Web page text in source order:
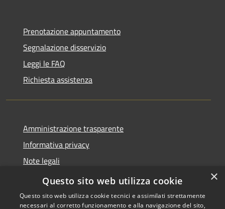
Prenotazione appuntamento
Segnalazione disservizio
Leggi le FAQ
Richiesta assistenza
Amministrazione trasparente
Informativa privacy
Note legali
Dichiarazione di accessibilità
×
Questo sito web utilizza cookie
Questo sito web utilizza cookie tecnici e assimilati strettamente
necessari al corretto funzionamento e alla navigazione del sito,